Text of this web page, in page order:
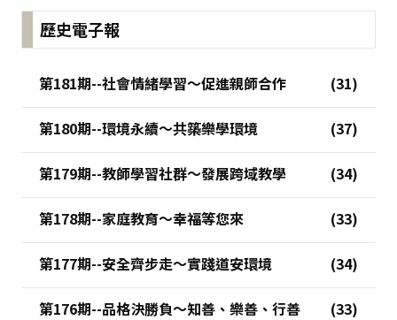
歷史電子報
第181期--社會情緒學習～促進親師合作
第180期--環境永續～共築樂學環境
第179期--教師學習社群～發展跨域教學
第178期--家庭教育～幸福等您來
第177期--安全齊步走～實踐道安環境
第176期--品格決勝負～知善、樂善、行善